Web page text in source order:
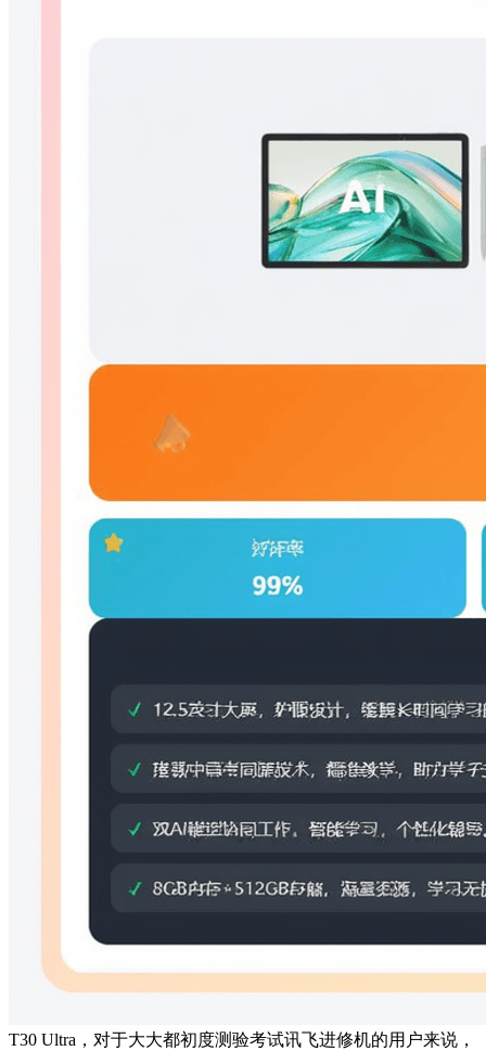
T30 Ultra，对于大大都初度测验考试讯飞进修机的用户来说，